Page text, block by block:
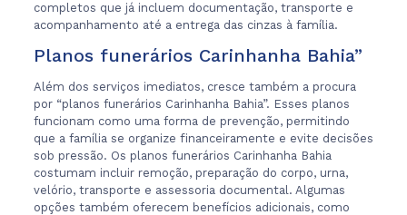
completos que já incluem documentação, transporte e
acompanhamento até a entrega das cinzas à família.
Planos funerários Carinhanha Bahia”
Além dos serviços imediatos, cresce também a procura
por “planos funerários Carinhanha Bahia”. Esses planos
funcionam como uma forma de prevenção, permitindo
que a família se organize financeiramente e evite decisões
sob pressão. Os planos funerários Carinhanha Bahia
costumam incluir remoção, preparação do corpo, urna,
velório, transporte e assessoria documental. Algumas
opções também oferecem benefícios adicionais, como